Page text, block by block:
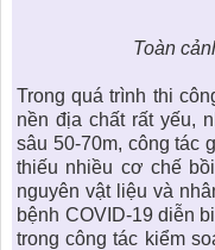
Toàn
Trong quá trình thi
nền địa chất rất yếu,
sâu 50-70m, công tác
thiếu nhiều cơ chế
nguyên vật liệu và
bệnh COVID-19 diễn
trong công tác kiểm